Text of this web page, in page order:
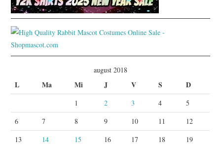
august 2018
L Ma Mi J V S D
1 2 3 4
5
6
7 8 9 10 11
12
13
14 15 16 17 18
19